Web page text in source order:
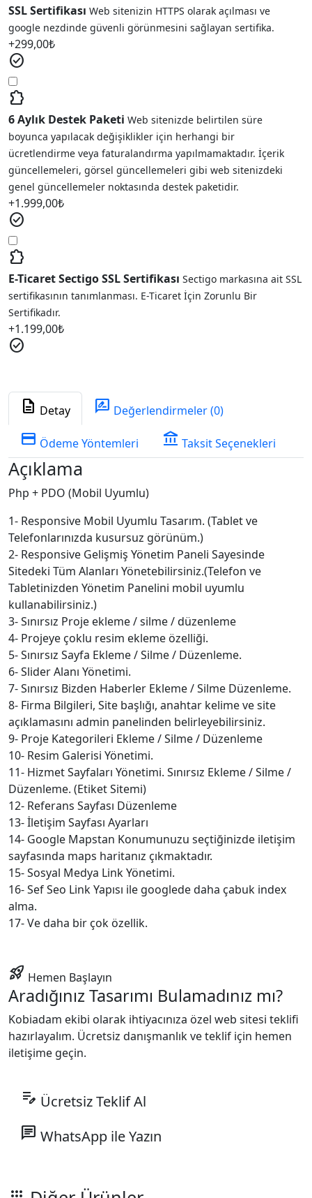
SSL Sertifikası Web sitenizin HTTPS olarak açılması ve
google nezdinde güvenli görünmesini sağlayan sertifika.
+299,00₺
check_circle
extension
6 Aylık Destek Paketi Web sitenizde belirtilen süre
boyunca yapılacak değişiklikler için herhangi bir
ücretlendirme veya faturalandırma yapılmamaktadır. İçerik
güncellemeleri, görsel güncellemeleri gibi web sitenizdeki
genel güncellemeler noktasında destek paketidir.
+1.999,00₺
check_circle
extension
E-Ticaret Sectigo SSL Sertifikası Sectigo markasına ait SSL
sertifikasının tanımlanması. E-Ticaret İçin Zorunlu Bir
Sertifikadır.
+1.199,00₺
check_circle
description Detay rate_review Değerlendirmeler (0)
credit_card Ödeme Yöntemleri account_balance Taksit Seçenekleri
Açıklama
Php + PDO (Mobil Uyumlu)
1- Responsive Mobil Uyumlu Tasarım. (Tablet ve
Telefonlarınızda kusursuz görünüm.)
2- Responsive Gelişmiş Yönetim Paneli Sayesinde
Sitedeki Tüm Alanları Yönetebilirsiniz.(Telefon ve
Tabletinizden Yönetim Panelini mobil uyumlu
kullanabilirsiniz.)
3- Sınırsız Proje ekleme / silme / düzenleme
4- Projeye çoklu resim ekleme özelliği.
5- Sınırsız Sayfa Ekleme / Silme / Düzenleme.
6- Slider Alanı Yönetimi.
7- Sınırsız Bizden Haberler Ekleme / Silme Düzenleme.
8- Firma Bilgileri, Site başlığı, anahtar kelime ve site
açıklamasını admin panelinden belirleyebilirsiniz.
9- Proje Kategorileri Ekleme / Silme / Düzenleme
10- Resim Galerisi Yönetimi.
11- Hizmet Sayfaları Yönetimi. Sınırsız Ekleme / Silme /
Düzenleme. (Etiket Sitemi)
12- Referans Sayfası Düzenleme
13- İletişim Sayfası Ayarları
14- Google Mapstan Konumunuzu seçtiğinizde iletişim
sayfasında maps haritanız çıkmaktadır.
15- Sosyal Medya Link Yönetimi.
16- Sef Seo Link Yapısı ile googlede daha çabuk index
alma.
17- Ve daha bir çok özellik.
rocket_launch Hemen Başlayın
Aradığınız Tasarımı Bulamadınız mı?
Kobiadam ekibi olarak ihtiyacınıza özel web sitesi teklifi
hazırlayalım. Ücretsiz danışmanlık ve teklif için hemen
iletişime geçin.
edit_note Ücretsiz Teklif Al
chat WhatsApp ile Yazın